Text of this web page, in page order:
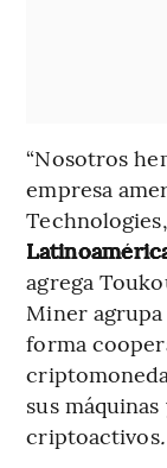
“Nosotros
empresa
Technologies,
agrega
Miner
forma
sus
criptoactivos.